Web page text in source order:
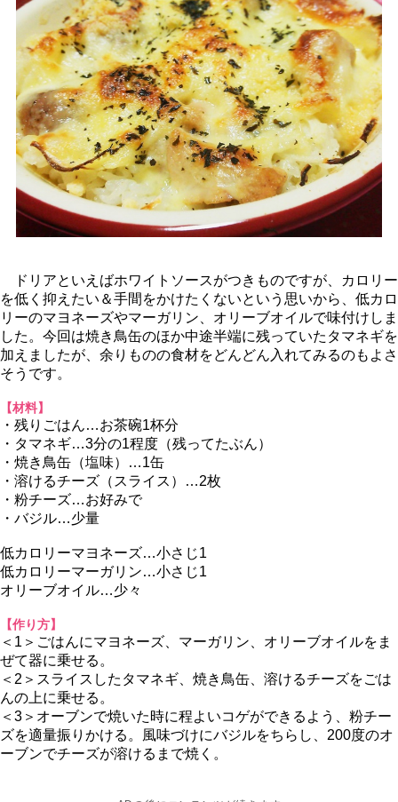
ドリアといえばホワイトソースがつきものですが、カロリー
を低く抑えたい＆手間をかけたくないという思いから、低カロ
リーのマヨネーズやマーガリン、オリーブオイルで味付けしま
した。今回は焼き鳥缶のほか中途半端に残っていたタマネギを
加えましたが、余りものの食材をどんどん入れてみるのもよさ
そうです。
【材料】
・残りごはん…お茶碗1杯分
・タマネギ…3分の1程度（残ってたぶん）
・焼き鳥缶（塩味）…1缶
・溶けるチーズ（スライス）…2枚
・粉チーズ…お好みで
・バジル…少量
低カロリーマヨネーズ…小さじ1
低カロリーマーガリン…小さじ1
オリーブオイル…少々
【作り方】
＜1＞ごはんにマヨネーズ、マーガリン、オリーブオイルをま
ぜて器に乗せる。
＜2＞スライスしたタマネギ、焼き鳥缶、溶けるチーズをごは
んの上に乗せる。
＜3＞オーブンで焼いた時に程よいコゲができるよう、粉チー
ズを適量振りかける。風味づけにバジルをちらし、200度のオ
ーブンでチーズが溶けるまで焼く。